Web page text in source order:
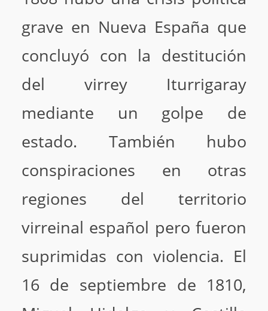
grave en Nueva España que
concluyó con la destitución
del virrey Iturrigaray
mediante un golpe de
estado. También hubo
conspiraciones en otras
regiones del territorio
virreinal español pero fueron
suprimidas con violencia. El
16 de septiembre de 1810,